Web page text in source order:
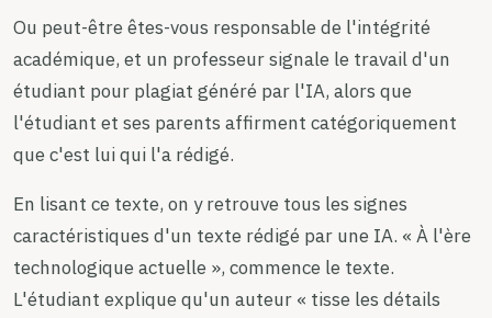
Ou peut-être êtes-vous responsable de l'intégrité
académique, et un professeur signale le travail d'un
étudiant pour plagiat généré par l'IA, alors que
l'étudiant et ses parents affirment catégoriquement
que c'est lui qui l'a rédigé.
En lisant ce texte, on y retrouve tous les signes
caractéristiques d'un texte rédigé par une IA. « À l'ère
technologique actuelle », commence le texte.
L'étudiant explique qu'un auteur « tisse les détails